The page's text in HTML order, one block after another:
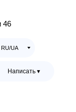
46
RU/UA
Написать ▾